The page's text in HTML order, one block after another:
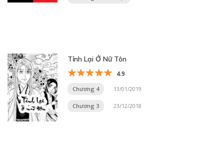
Tỉnh Lại Ở Nữ Tôn
4.9
Chương 4 13/01/2019
Chương 3 23/12/2018